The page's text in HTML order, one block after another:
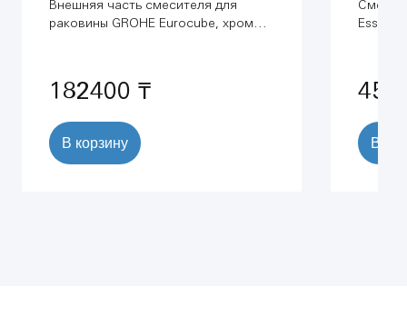
Внешняя часть смесителя для
раковины GROHE Eurocube, хром
182400 ₸
В корзину В